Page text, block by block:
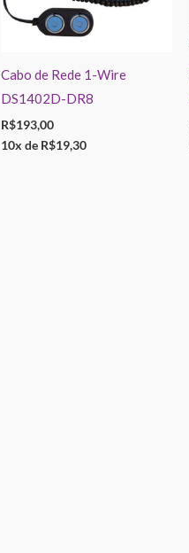
Cabo de Rede 1-Wire
DS1402D-DR8
R$193,00
10x de R$19,30